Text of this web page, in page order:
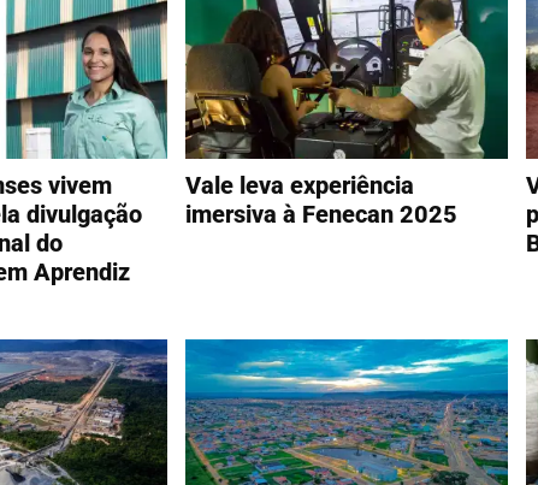
vivem
divulgação
do
Aprendiz
Vale leva experiência
imersiva à Fenecan 2025